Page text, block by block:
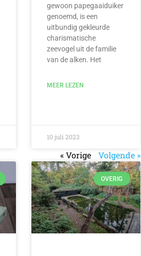
gewoon papegaaiduiker
genoemd, is een
uitbundig gekleurde
charismatische
zeevogel uit de familie
van de alken. Het
MEER LEZEN
10 juli 2023
« Vorige Volgende »
OVERIG